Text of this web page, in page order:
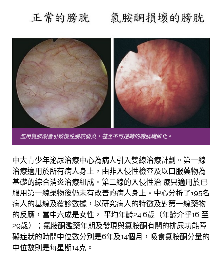
濫用氯胺酮會引致慢性膀胱發炎，甚至不可逆轉的膀胱纖維化。
中大青少年泌尿治療中心為病人引入雙線治療計劃。第一線
治療適用於所有病人身上，由非入侵性檢查及以口服藥物為
基礎的綜合消炎治療組成。第二線的入侵性治 療只適用於已
服用第一線藥物後仍未有改善的病人身上。中心分析了195名
病人的基線及覆診數據，以研究病人的特徵及對第一線藥物
的反應，當中六成是女性， 平均年齡24.6歲（年齡介乎16 至
29歲）；氯胺酮濫藥年期及發現與氯胺酮有關的排尿功能障
礙症狀的時間中位數分別是6年及14個月，吸食氯胺酮分量的
中位數則是每星期14克。